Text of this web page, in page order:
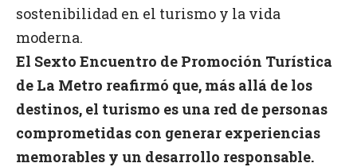
sostenibilidad en el turismo y la vida
moderna.
El Sexto Encuentro de Promoción Turística
de La Metro reafirmó que, más allá de los
destinos, el turismo es una red de personas
comprometidas con generar experiencias
memorables y un desarrollo responsable.